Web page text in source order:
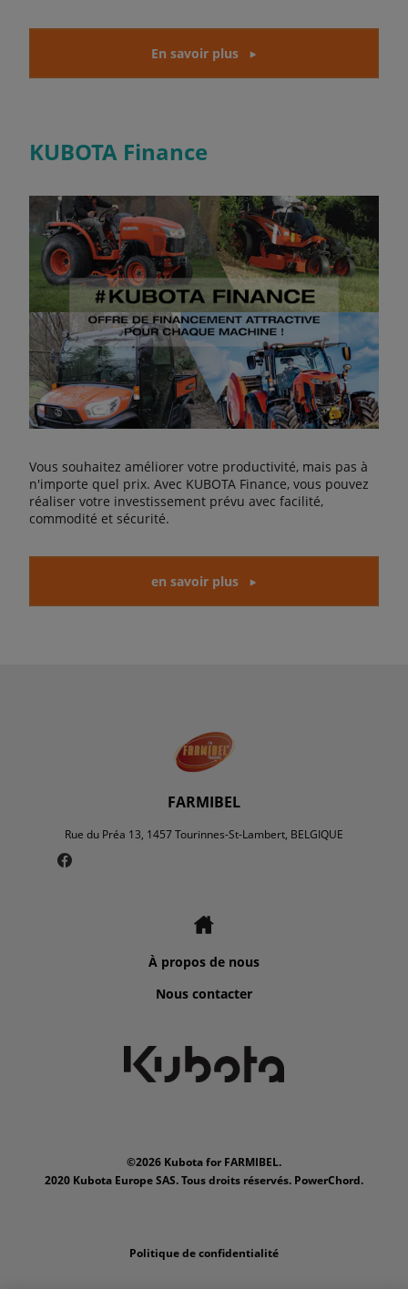
En savoir plus
KUBOTA Finance
Vous souhaitez améliorer votre productivité, mais pas à
n'importe quel prix. Avec KUBOTA Finance, vous pouvez
réaliser votre investissement prévu avec facilité,
commodité et sécurité.
en savoir plus
FARMIBEL
Rue du Préa 13, 1457 Tourinnes-St-Lambert, BELGIQUE
À propos de nous
Nous contacter
©2026 Kubota for FARMIBEL.
2020 Kubota Europe SAS. Tous droits réservés. PowerChord.
Politique de confidentialité